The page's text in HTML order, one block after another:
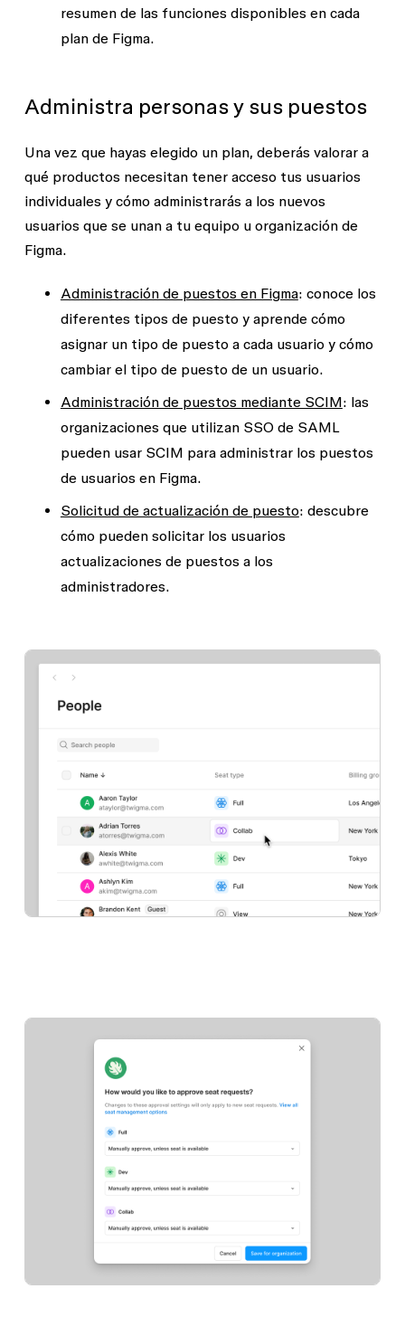
resumen de las funciones disponibles en cada
plan de Figma.
Administra personas y sus puestos
Una vez que hayas elegido un plan, deberás valorar a
qué productos necesitan tener acceso tus usuarios
individuales y cómo administrarás a los nuevos
usuarios que se unan a tu equipo u organización de
Figma.
Administración de puestos en Figma: conoce los
diferentes tipos de puesto y aprende cómo
asignar un tipo de puesto a cada usuario y cómo
cambiar el tipo de puesto de un usuario.
Administración de puestos mediante SCIM: las
organizaciones que utilizan SSO de SAML
pueden usar SCIM para administrar los puestos
de usuarios en Figma.
Solicitud de actualización de puesto: descubre
cómo pueden solicitar los usuarios
actualizaciones de puestos a los
administradores.